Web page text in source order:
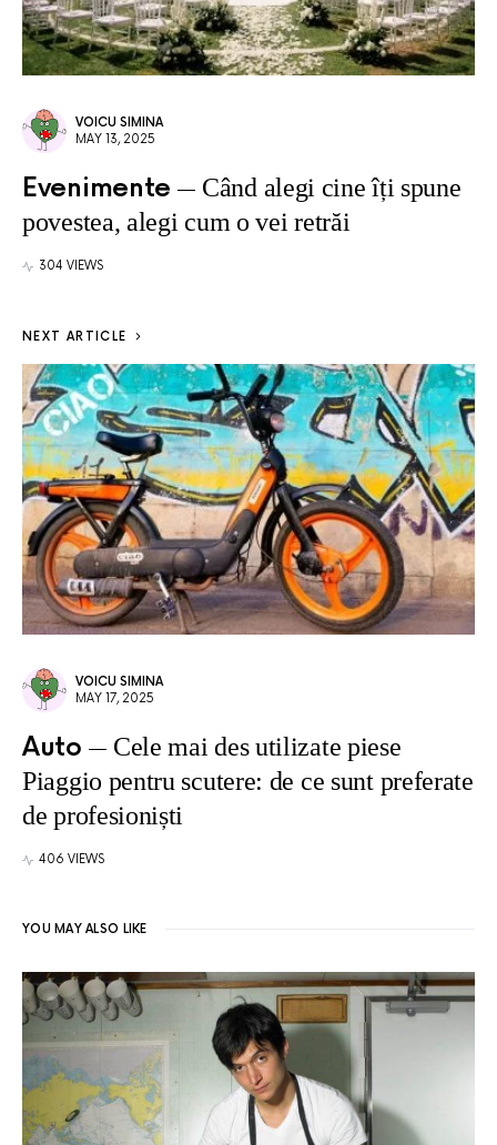
VOICU SIMINA
MAY 13, 2025
Evenimente
Când alegi cine îți spune
povestea, alegi cum o vei retrăi
304 VIEWS
NEXT ARTICLE
VOICU SIMINA
MAY 17, 2025
Auto
Cele mai des utilizate piese
Piaggio pentru scutere: de ce sunt preferate
de profesioniști
406 VIEWS
YOU MAY ALSO LIKE